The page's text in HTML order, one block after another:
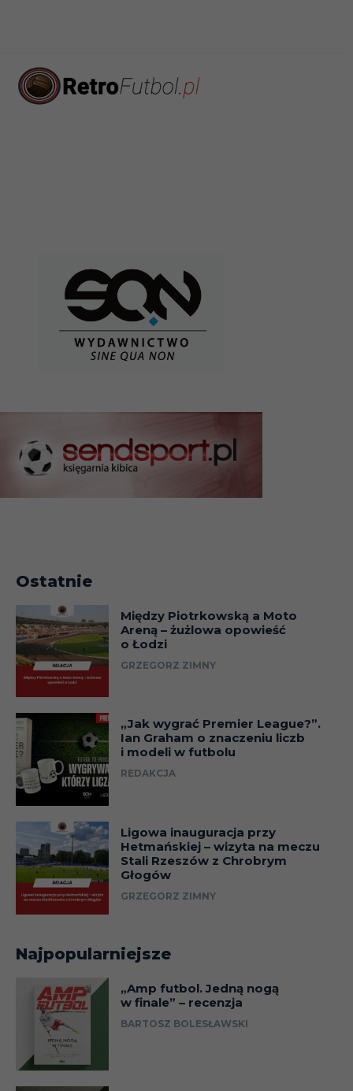
Ostatnie
Między Piotrkowską a Moto
Areną – żużlowa opowieść
o Łodzi
GRZEGORZ ZIMNY
„Jak wygrać Premier League?”.
Ian Graham o znaczeniu liczb
i modeli w futbolu
REDAKCJA
Ligowa inauguracja przy
Hetmańskiej – wizyta na meczu
Stali Rzeszów z Chrobrym
Głogów
GRZEGORZ ZIMNY
Najpopularniejsze
„Amp futbol. Jedną nogą
w finale” – recenzja
BARTOSZ BOLESŁAWSKI